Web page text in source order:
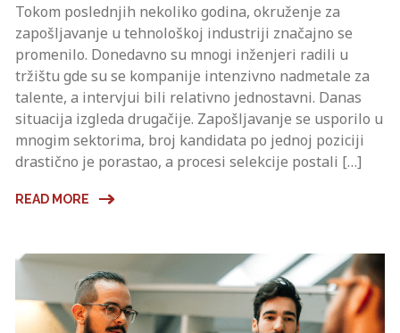
Tokom poslednjih nekoliko godina, okruženje za
zapošljavanje u tehnološkoj industriji značajno se
promenilo. Donedavno su mnogi inženjeri radili u
tržištu gde su se kompanije intenzivno nadmetale za
talente, a intervjui bili relativno jednostavni. Danas
situacija izgleda drugačije. Zapošljavanje se usporilo u
mnogim sektorima, broj kandidata po jednoj poziciji
drastično je porastao, a procesi selekcije postali […]
READ MORE